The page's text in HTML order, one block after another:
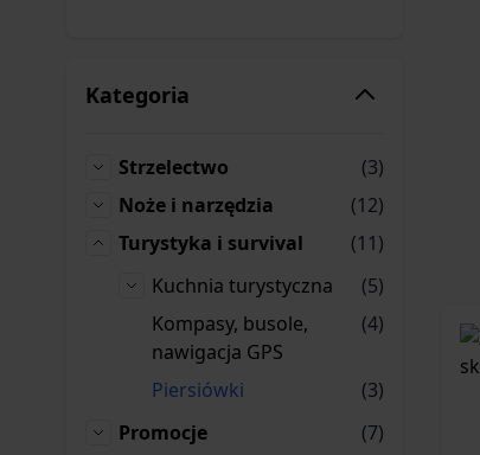
Kategoria
Strzelectwo
Strzelectwo (3)
Noże i narzędzia
Noże i narzędzia (12)
Turystyka i survival
Turystyka i survival (11)
Kuchnia turystyczna
Kuchnia turystyczna (5)
Kompasy, busole, nawigacja GPS
Kompasy, busole,
nawigacja GPS
(4) produkty
Piersiówki
Piersiówki (3)
Promocje
Promocje (7)